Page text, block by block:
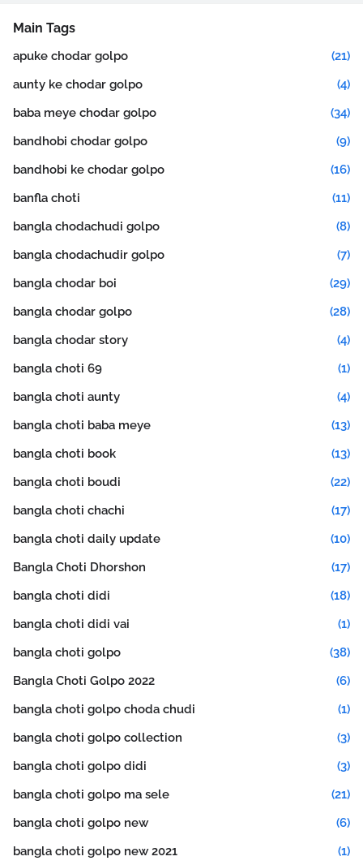
Main Tags
apuke chodar golpo
(21)
aunty ke chodar golpo
(4)
baba meye chodar golpo
(34)
bandhobi chodar golpo
(9)
bandhobi ke chodar golpo
(16)
banfla choti
(11)
bangla chodachudi golpo
(8)
bangla chodachudir golpo
(7)
bangla chodar boi
(29)
bangla chodar golpo
(28)
bangla chodar story
(4)
bangla choti 69
(1)
bangla choti aunty
(4)
bangla choti baba meye
(13)
bangla choti book
(13)
bangla choti boudi
(22)
bangla choti chachi
(17)
bangla choti daily update
(10)
Bangla Choti Dhorshon
(17)
bangla choti didi
(18)
bangla choti didi vai
(1)
bangla choti golpo
(38)
Bangla Choti Golpo 2022
(6)
bangla choti golpo choda chudi
(1)
bangla choti golpo collection
(3)
bangla choti golpo didi
(3)
bangla choti golpo ma sele
(21)
bangla choti golpo new
(6)
bangla choti golpo new 2021
(1)